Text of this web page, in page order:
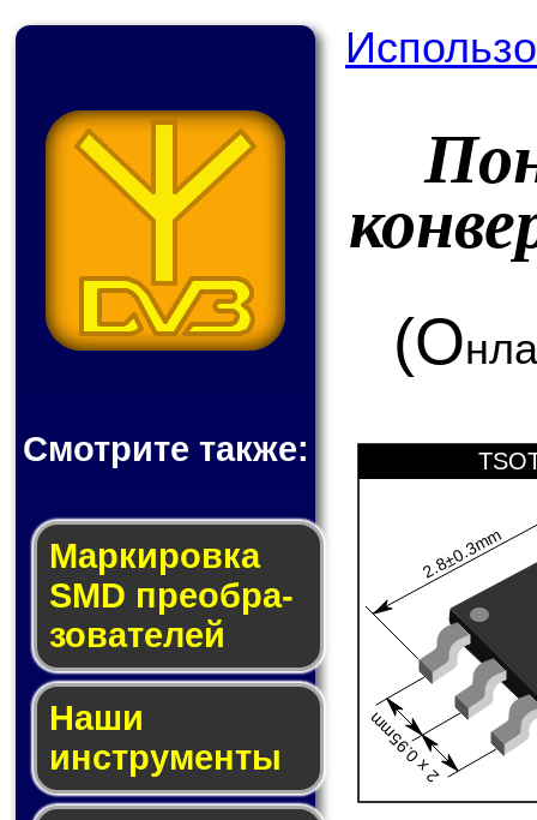
Смотрите также:
Мар­ки­ров­ка
SMD пре­об­ра­
зо­ва­те­лей
Наши
инструменты
(О
2.8±0.3mm
2 x 0.95mm